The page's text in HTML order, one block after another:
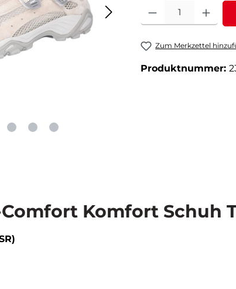
Produkt Anzahl: Gib den
Zum Merkzettel
Produktnummer:
Komfort Schuh